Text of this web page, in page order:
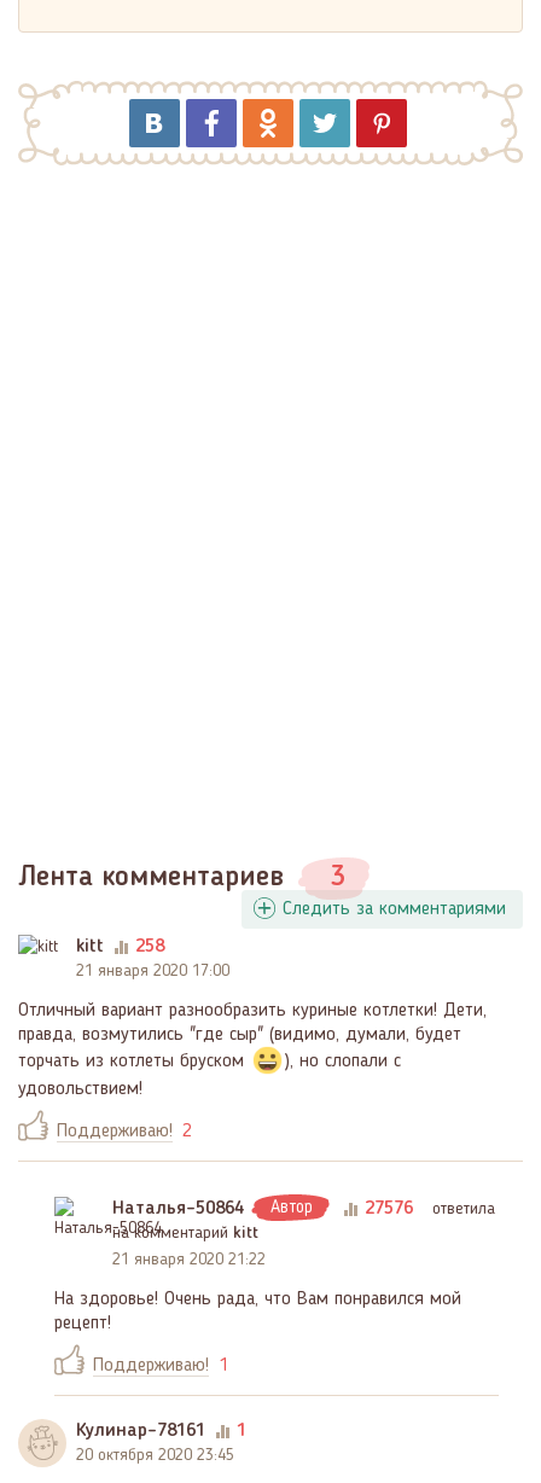
Лента комментариев 3
Следить за комментариями
kitt
258
21 января 2020 17:00
Отличный вариант разнообразить куриные котлетки! Дети,
правда, возмутились "где сыр" (видимо, думали, будет
торчать из котлеты бруском
), но слопали с
удовольствием!
Поддерживаю! 2
Наталья-50864 Автор 27576
ответила
на комментарий kitt
21 января 2020 21:22
На здоровье! Очень рада, что Вам понравился мой
рецепт!
Поддерживаю! 1
Кулинар-78161 1
20 октября 2020 23:45